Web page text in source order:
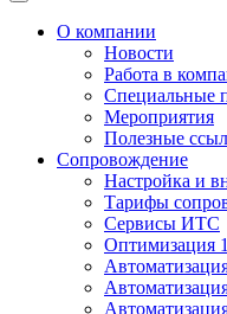
О компании
Новости
Работа в
Специальные
Мероприятия
Полезные
Сопровождение
Настройка и
Тарифы
Сервисы ИТС
Оптимизация